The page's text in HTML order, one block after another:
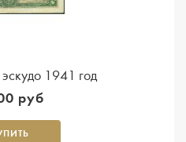
1941 год
руб